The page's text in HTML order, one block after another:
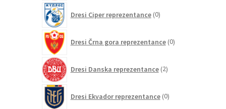
Dresi Ciper reprezentance 0izdelkov
Dresi Črna gora reprezentance 0izdelkov
Dresi Danska reprezentance 2izdelka
Dresi Ekvador reprezentance 0izdelkov